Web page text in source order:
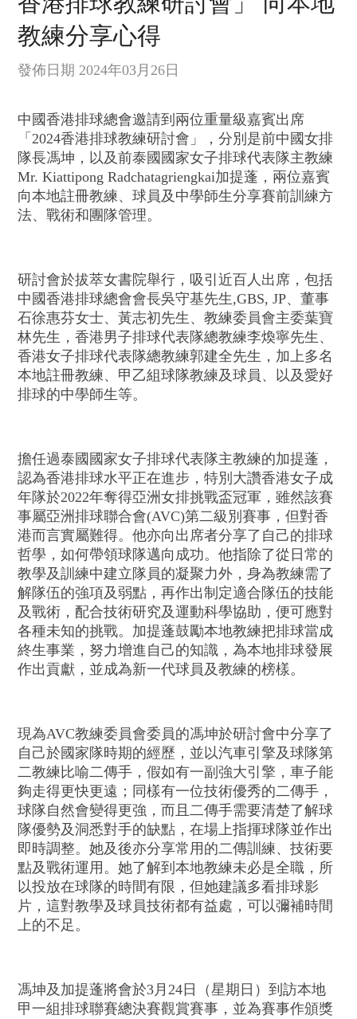
教練分享心得
發佈日期 2024年03月26日
中國香港排球總會邀請到兩位重量級嘉賓出席
「2024香港排球教練研討會」，分別是前中國女排
隊長馮坤，以及前泰國國家女子排球代表隊主教練
Mr. Kiattipong Radchatagriengkai加提蓬，兩位嘉賓
向本地註冊教練、球員及中學師生分享賽前訓練方
法、戰術和團隊管理。
研討會於拔萃女書院舉行，吸引近百人出席，包括
中國香港排球總會會長吳守基先生,GBS, JP、董事
石徐惠芬女士、黃志初先生、教練委員會主委葉寶
林先生，香港男子排球代表隊總教練李煥寧先生、
香港女子排球代表隊總教練郭建全先生，加上多名
本地註冊教練、甲乙組球隊教練及球員、以及愛好
排球的中學師生等。
擔任過泰國國家女子排球代表隊主教練的加提蓬，
認為香港排球水平正在進步，特別大讚香港女子成
年隊於2022年奪得亞洲女排挑戰盃冠軍，雖然該賽
事屬亞洲排球聯合會(AVC)第二級別賽事，但對香
港而言實屬難得。他亦向出席者分享了自己的排球
哲學，如何帶領球隊邁向成功。他指除了從日常的
教學及訓練中建立隊員的凝聚力外，身為教練需了
解隊伍的強項及弱點，再作出制定適合隊伍的技能
及戰術，配合技術研究及運動科學協助，便可應對
各種未知的挑戰。加提蓬鼓勵本地教練把排球當成
終生事業，努力增進自己的知識，為本地排球發展
作出貢獻，並成為新一代球員及教練的榜樣。
現為AVC教練委員會委員的馮坤於研討會中分享了
自己於國家隊時期的經歷，並以汽車引擎及球隊第
二教練比喻二傳手，假如有一副強大引擎，車子能
夠走得更快更遠；同樣有一位技術優秀的二傳手，
球隊自然會變得更強，而且二傳手需要清楚了解球
隊優勢及洞悉對手的缺點，在場上指揮球隊並作出
即時調整。她及後亦分享常用的二傳訓練、技術要
點及戰術運用。她了解到本地教練未必是全職，所
以投放在球隊的時間有限，但她建議多看排球影
片，這對教學及球員技術都有益處，可以彌補時間
上的不足。
馮坤及加提蓬將會於3月24日（星期日）到訪本地
甲一組排球聯賽總決賽觀賞賽事，並為賽事作頒獎